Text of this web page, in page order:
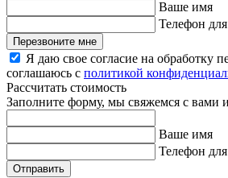
Ваше имя
Телефон для
Перезвоните мне
Я даю свое согласие на обработку
соглашаюсь с политикой
Рассчитать стоимость
Заполните форму, мы свяжемся с вами
Ваше имя
Телефон для
Отправить